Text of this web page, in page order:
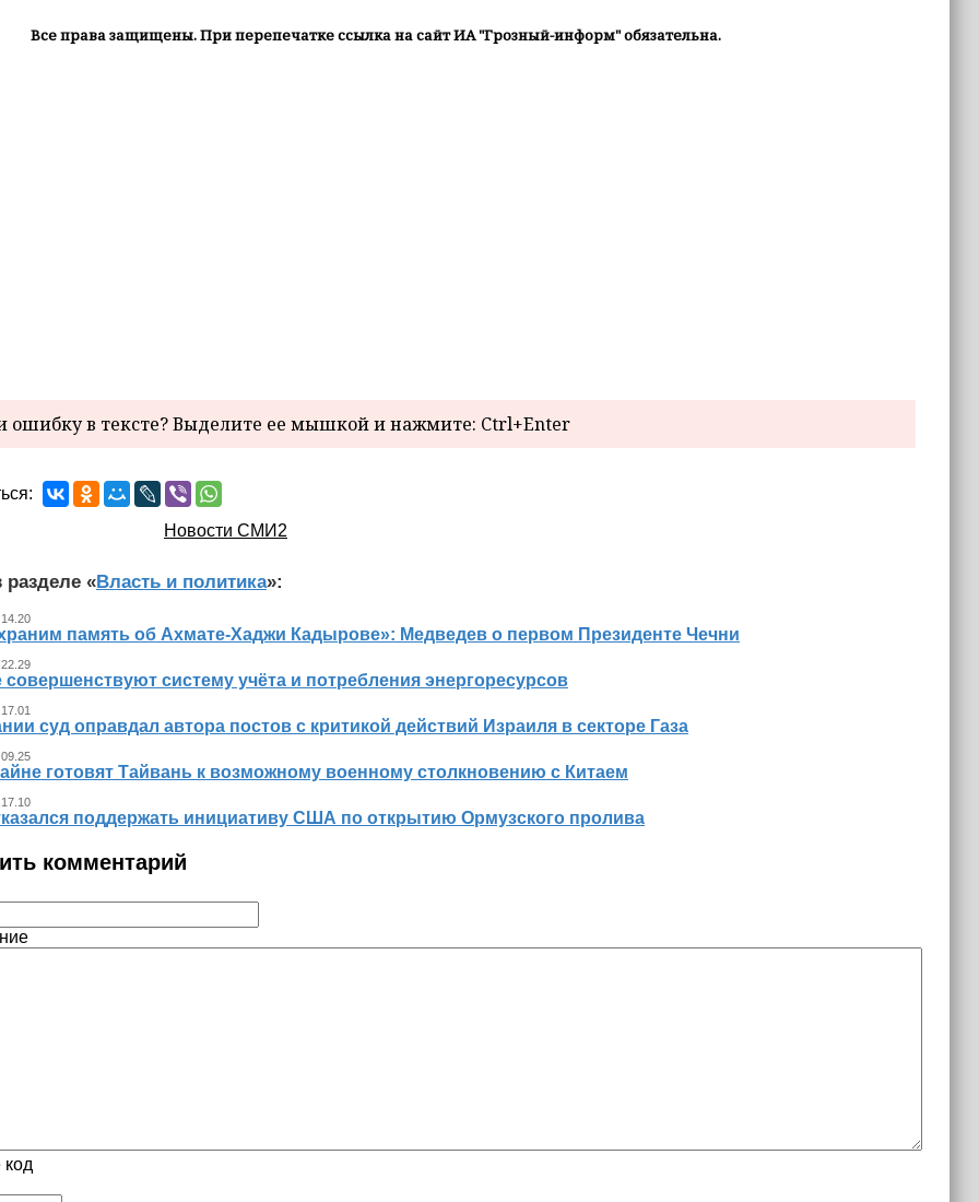
Все права защищены. При перепечатке ссылка на сайт ИА "Грозный-информ" обязательна.
в тексте? Выделите ее мышкой и нажмите: Ctrl+Enter
Новости СМИ2
разделе «Власть и политика»:
память об Ахмате-Хаджи Кадырове»: Медведев о первом Президенте Чечни
совершенствуют систему учёта и потребления энергоресурсов
суд оправдал автора постов с критикой действий Израиля в секторе Газа
готовят Тайвань к возможному военному столкновению с Китаем
поддержать инициативу США по открытию Ормузского пролива
комментарий
код